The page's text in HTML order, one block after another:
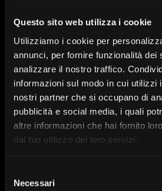
Questo sito web utilizza i cookie
Utilizziamo i cookie per
annunci, per fornire funzionalità dei
analizzare il nostro traffico.
informazioni sul modo in cui utilizzi
nostri partner che si occupano di
pubblicità e social media, i quali
altre informazioni che hai fornito
dal tuo utilizzo dei loro servizi.
delNecessari
* Nombre de facturación
*